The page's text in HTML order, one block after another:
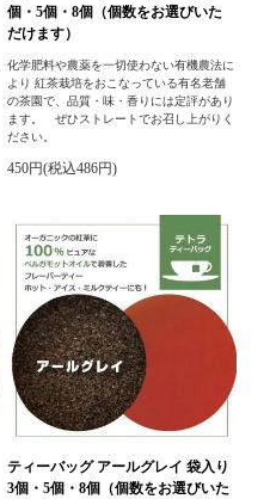
個・5個・8個（個数をお選びいた
だけます）
化学肥料や農薬を一切使わない有機農法に
より 紅茶栽培をおこなっている有名老舗
の茶園で、品質・味・香りには定評があり
ます。 ぜひストレートでお召し上がりく
ださい。
450円(税込486円)
ティーバッグ アールグレイ 袋入り
3個・5個・8個（個数をお選びいた